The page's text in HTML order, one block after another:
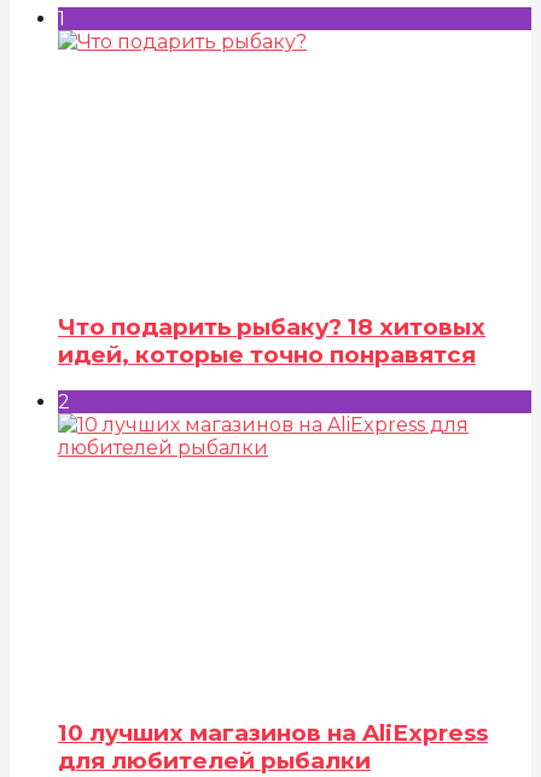
1
Что подарить рыбаку? 18 хитовых
идей, которые точно понравятся
2
10 лучших магазинов на AliExpress
для любителей рыбалки